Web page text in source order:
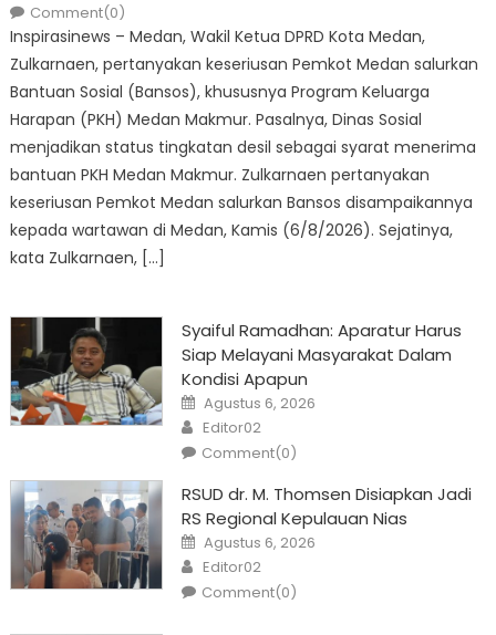
Comment(0)
Inspirasinews – Medan, Wakil Ketua DPRD Kota Medan,
Zulkarnaen, pertanyakan keseriusan Pemkot Medan salurkan
Bantuan Sosial (Bansos), khususnya Program Keluarga
Harapan (PKH) Medan Makmur. Pasalnya, Dinas Sosial
menjadikan status tingkatan desil sebagai syarat menerima
bantuan PKH Medan Makmur. Zulkarnaen pertanyakan
keseriusan Pemkot Medan salurkan Bansos disampaikannya
kepada wartawan di Medan, Kamis (6/8/2026). Sejatinya,
kata Zulkarnaen, […]
Syaiful Ramadhan: Aparatur Harus
Siap Melayani Masyarakat Dalam
Kondisi Apapun
Posted
on
Agustus 6, 2026
Author
Editor02
Comment(0)
RSUD dr. M. Thomsen Disiapkan Jadi
RS Regional Kepulauan Nias
Posted
on
Agustus 6, 2026
Author
Editor02
Comment(0)